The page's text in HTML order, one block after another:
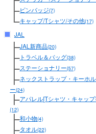
ピンバッジ(7)
キャップ/Tシャツ/その他(17)
JAL
JAL新商品(20)
トラベル＆バッグ(38)
ステーショナリー(57)
ネックストラップ・キーホ
ー(24)
アパレル[Tシャツ・キャッ
(12)
和小物(4)
タオル(22)